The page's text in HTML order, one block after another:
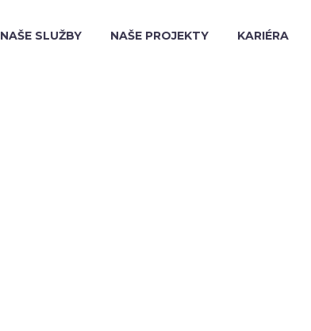
NAŠE SLUŽBY NAŠE PROJEKTY KARIÉRA